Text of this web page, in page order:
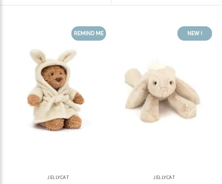
REMIND ME
JELLYCAT
NEW !
JELLYCAT